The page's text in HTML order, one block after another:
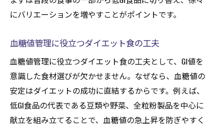
にバリエーションを増やすことがポイントです。
血糖値管理に役立つダイエット食の工夫
血糖値管理に役立つダイエット食の工夫として、GI値を
意識した食材選びが欠かせません。なぜなら、血糖値の
安定はダイエットの成功に直結するからです。例えば、
低GI食品の代表である豆類や野菜、全粒粉製品を中心に
献立を組み立てることで、血糖値の急上昇を防ぎやすく